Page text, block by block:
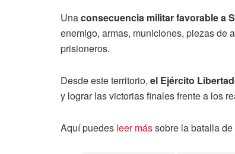
Unaconsecuencia militar favorable a
enemigo, armas, municiones, piezas de
prisioneros.
Desde este territorio, el Ejército
y lograr las victorias finales frente a los
Aquí puedes leer mássobre la batalla